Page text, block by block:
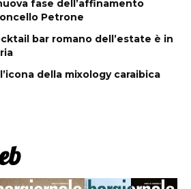
fase dell’affinamento
Petrone
bar romano dell’estate è in
della mixology caraibica